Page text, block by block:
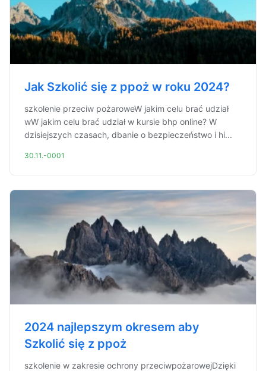
Jak Szkolić się z ppoż w roku 2024?
szkolenie przeciw pożaroweW jakim celu brać udział
wW jakim celu brać udział w kursie bhp online? W
dzisiejszych czasach, dbanie o bezpieczeństwo i hi...
30.11.-0001
2024 najlepszym okresem aby
Szkolić się z ppoż
szkolenie w zakresie ochrony przeciwpożarowejDzięki